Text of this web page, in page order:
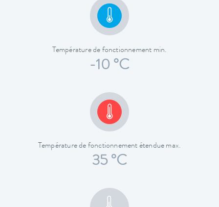
Température de fonctionnement min.
-10 °C
Température de fonctionnement étendue max.
35 °C